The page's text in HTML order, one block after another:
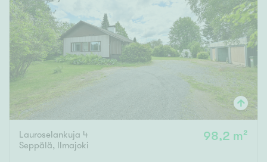
Lauroselankuja 4
Seppälä, Ilmajoki
98,2 m²